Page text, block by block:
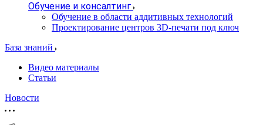
Обучение и консалтинг
Обучение в области аддитивных технологий
Проектирование центров 3D-печати под ключ
База знаний
Видео материалы
Статьи
Новости